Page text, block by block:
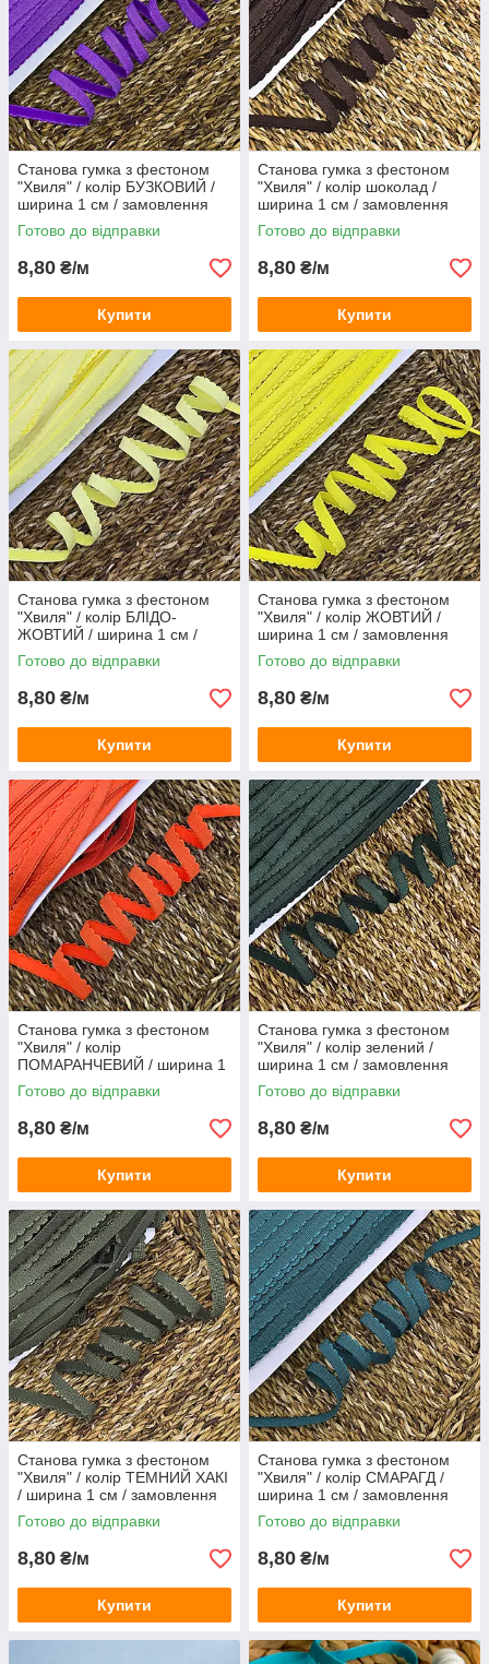
Станова гумка з фестоном
"Хвиля" / колір БУЗКОВИЙ /
ширина 1 см / замовлення
від 1 метра
Готово до відправки
8,80 ₴/м
Купити
Станова гумка з фестоном
"Хвиля" / колір шоколад /
ширина 1 см / замовлення
від 1 метра
Готово до відправки
8,80 ₴/м
Купити
Станова гумка з фестоном
"Хвиля" / колір БЛІДО-
ЖОВТИЙ / ширина 1 см /
замовлення від 1 метра
Готово до відправки
8,80 ₴/м
Купити
Станова гумка з фестоном
"Хвиля" / колір ЖОВТИЙ /
ширина 1 см / замовлення
від 1 метра
Готово до відправки
8,80 ₴/м
Купити
Станова гумка з фестоном
"Хвиля" / колір
ПОМАРАНЧЕВИЙ / ширина 1
см / замовлення від 1 метра
Готово до відправки
8,80 ₴/м
Купити
Станова гумка з фестоном
"Хвиля" / колір зелений /
ширина 1 см / замовлення
від 1 метра
Готово до відправки
8,80 ₴/м
Купити
Станова гумка з фестоном
"Хвиля" / колір ТЕМНИЙ ХАКІ
/ ширина 1 см / замовлення
від 1 метра
Готово до відправки
8,80 ₴/м
Купити
Станова гумка з фестоном
"Хвиля" / колір СМАРАГД /
ширина 1 см / замовлення
від 1 метра
Готово до відправки
8,80 ₴/м
Купити